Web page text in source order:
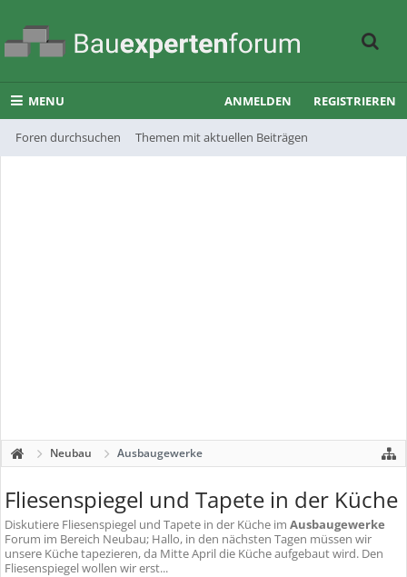
MENU
Foren durchsuchen Themen mit aktuellen Beiträgen
ANMELDEN REGISTRIEREN
Neubau Ausbaugewerke
Fliesenspiegel und Tapete in der Küche
Diskutiere Fliesenspiegel und Tapete in der Küche im Ausbaugewerke
Forum im Bereich Neubau; Hallo, in den nächsten Tagen müssen wir
unsere Küche tapezieren, da Mitte April die Küche aufgebaut wird. Den
Fliesenspiegel wollen wir erst...